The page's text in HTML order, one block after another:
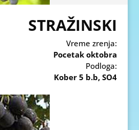
STRAŽINSKI
Vreme zrenja:
Pocetak oktobra
Podloga:
Kober 5 b.b, SO4